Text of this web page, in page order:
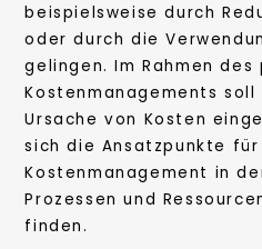
beispielsweise durch
oder durch die
gelingen. Im Rahmen des
Kostenmanagements
Ursache von Kosten
sich die Ansatzpunkte für
Kostenmanagement in
Prozessen und
finden.